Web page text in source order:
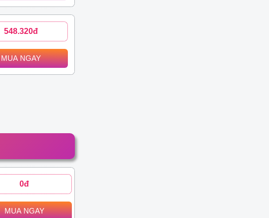
548.320đ
MUA NGAY
0đ
MUA NGAY